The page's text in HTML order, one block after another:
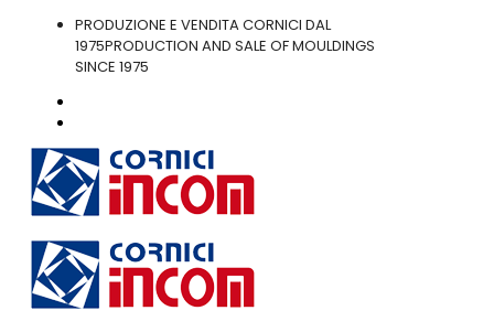
PRODUZIONE E VENDITA CORNICI DAL
1975PRODUCTION AND SALE OF MOULDINGS
SINCE 1975